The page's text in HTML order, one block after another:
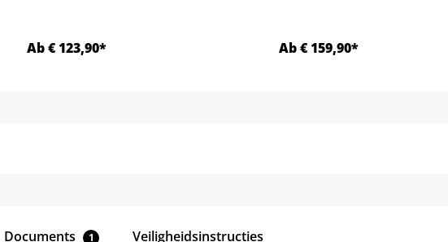
Ab € 123,90* Ab € 159,90*
Documents 1 Veiligheidsinstructies